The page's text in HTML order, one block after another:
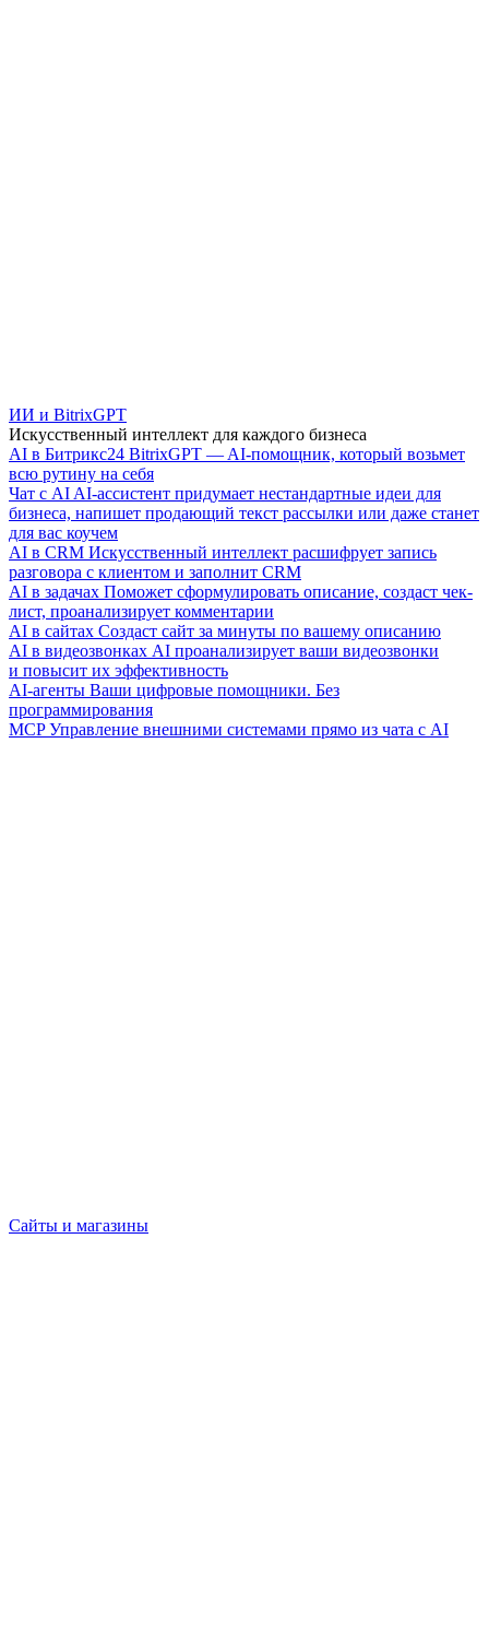
ИИ и BitrixGPT
Искусственный интеллект для каждого бизнеса
AI в Битрикс24 BitrixGPT — AI-помощник, который возьмет
всю рутину на себя
Чат с AI AI-ассистент придумает нестандартные идеи для
бизнеса, напишет продающий текст рассылки или даже станет
для вас коучем
AI в CRM Искусственный интеллект расшифрует запись
разговора с клиентом и заполнит CRM
AI в задачах Поможет сформулировать описание, создаст чек-
лист, проанализирует комментарии
AI в сайтах Создаст сайт за минуты по вашему описанию
AI в видеозвонках AI проанализирует ваши видеозвонки
и повысит их эффективность
AI-агенты Ваши цифровые помощники. Без
программирования
MCP Управление внешними системами прямо из чата с AI
Сайты и магазины